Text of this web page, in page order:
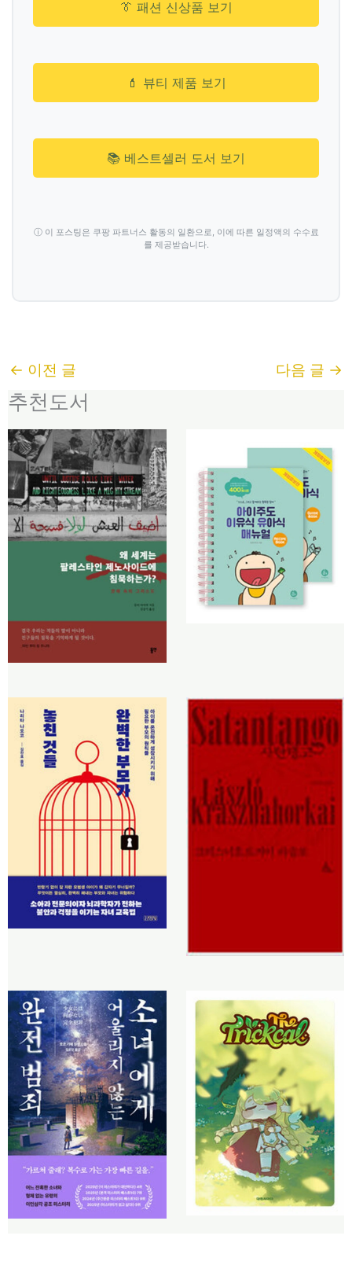
👔 패션 신상품 보기
💄 뷰티 제품 보기
📚 베스트셀러 도서 보기
ⓘ 이 포스팅은 쿠팡 파트너스 활동의 일환으로, 이에 따른 일정액의 수수료
를 제공받습니다.
← 이전 글 다음 글 →
추천도서